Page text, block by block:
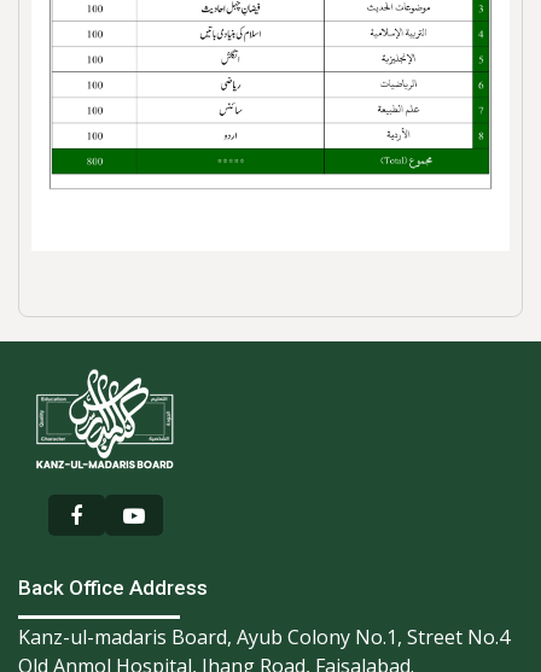
Back Office Address
Kanz-ul-madaris Board, Ayub Colony No.1, Street No.4
Old Anmol Hospital, Jhang Road, Faisalabad.